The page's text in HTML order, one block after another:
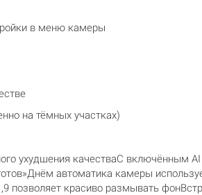
в меню камеры
на тёмных участках)
ухудшения качестваС включённым
автоматика камеры
красиво размывать